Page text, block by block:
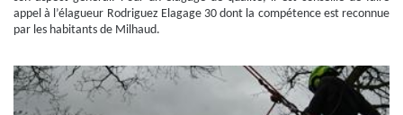
appel à l’élagueur Rodriguez Elagage 30 dont la compétence est reconnue
par les habitants de Milhaud.